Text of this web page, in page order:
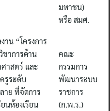
มหาชน)
หรือ สมศ.
าน “โครงการ
าการด้าน
าสตร์ และ
รูระดับ
ย ที่จัดการ
นห้องเรียน
คณะ
กรรมการ
พัฒนาระบบ
ราชการ
(ก.พ.ร.)